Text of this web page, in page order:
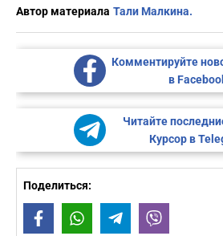
Автор материала Тали Малкина.
Комментируйте
в
Читайте
Курсор в
Поделиться:
FacebookWhatsAppTelegram